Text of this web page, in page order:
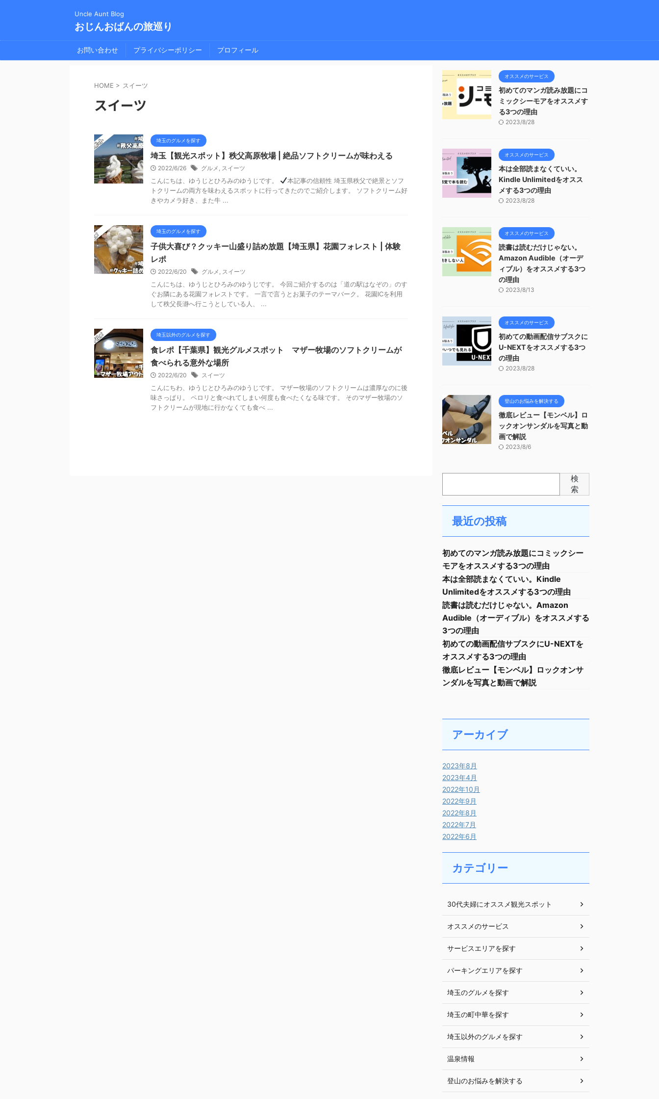
Uncle Aunt Blog
おじんおばんの旅巡り
お問い合わせ プライバシーポリシー プロフィール
HOME > スイーツ
スイーツ
埼玉のグルメを探す
埼玉【観光スポット】秩父高原牧場 | 絶品ソフトクリームが味わえる
2022/6/26 グルメ , スイーツ
こんにちは、ゆうじとひろみのゆうじです。
本記事の信頼性 埼玉県秩父で絶景とソフ
トクリームの両方を味わえるスポットに行ってきたのでご紹介します。 ソフトクリーム好
きやカメラ好き、また牛 ...
埼玉のグルメを探す
子供大喜び？クッキー山盛り詰め放題【埼玉県】花園フォレスト | 体験
レポ
2022/6/20 グルメ , スイーツ
こんにちは、ゆうじとひろみのゆうじです。 今回ご紹介するのは「道の駅はなぞの」のす
ぐお隣にある花園フォレストです。 一言で言うとお菓子のテーマバーク。 花園ICを利用
して秩父長瀞へ行こうとしている人、 ...
埼玉以外のグルメを探す
食レポ【千葉県】観光グルメスポット マザー牧場のソフトクリームが
食べられる意外な場所
2022/6/20 スイーツ
こんにちわ、ゆうじとひろみのゆうじです。 マザー牧場のソフトクリームは濃厚なのに後
味さっぱり。 ペロリと食べれてしまい何度も食べたくなる味です。 そのマザー牧場のソ
フトクリームが現地に行かなくても食べ ...
オススメのサービス
初めてのマンガ読み放題にコ
ミックシーモアをオススメす
る3つの理由
2023/8/28
オススメのサービス
本は全部読まなくていい。
Kindle Unlimitedをオスス
メする3つの理由
2023/8/28
オススメのサービス
読書は読むだけじゃない。
Amazon Audible（オーデ
ィブル）をオススメする3つ
の理由
2023/8/13
オススメのサービス
初めての動画配信サブスクに
U-NEXTをオススメする3つ
の理由
2023/8/28
登山のお悩みを解決する
徹底レビュー【モンベル】ロ
ックオンサンダルを写真と動
画で解説
2023/8/6
検
索
最近の投稿
初めてのマンガ読み放題にコミックシー
モアをオススメする3つの理由
本は全部読まなくていい。Kindle
Unlimitedをオススメする3つの理由
読書は読むだけじゃない。Amazon
Audible（オーディブル）をオススメする
3つの理由
初めての動画配信サブスクにU-NEXTを
オススメする3つの理由
徹底レビュー【モンベル】ロックオンサ
ンダルを写真と動画で解説
アーカイブ
2023年8月
2023年4月
2022年10月
2022年9月
2022年8月
2022年7月
2022年6月
カテゴリー
30代夫婦にオススメ観光スポット
オススメのサービス
サービスエリアを探す
パーキングエリアを探す
埼玉のグルメを探す
埼玉の町中華を探す
埼玉以外のグルメを探す
温泉情報
登山のお悩みを解決する